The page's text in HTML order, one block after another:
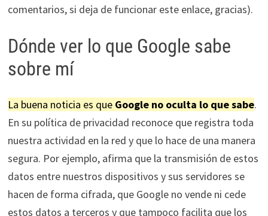
comentarios, si deja de funcionar este enlace, gracias).
Dónde ver lo que Google sabe
sobre mí
La buena noticia es que Google no oculta lo que sabe.
En su política de privacidad reconoce que registra toda
nuestra actividad en la red y que lo hace de una manera
segura. Por ejemplo, afirma que la transmisión de estos
datos entre nuestros dispositivos y sus servidores se
hacen de forma cifrada, que Google no vende ni cede
estos datos a terceros y que tampoco facilita que los